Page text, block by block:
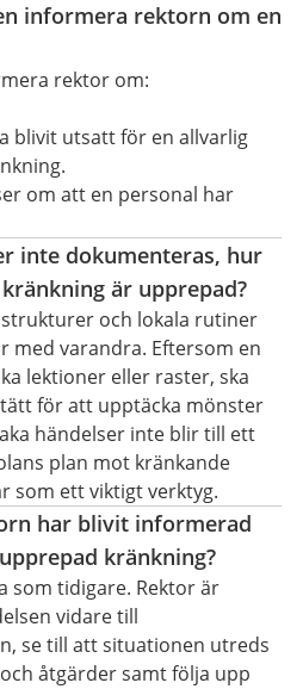
informera rektorn om en
rektor om:
blivit utsatt för en allvarlig
om att en personal har
inte dokumenteras, hur
är upprepad?
och lokala rutiner
med varandra. Eftersom en
lektioner eller raster, ska
för att upptäcka mönster
händelser inte blir till ett
plan mot kränkande
som ett viktigt verktyg.
har blivit informerad
kränkning?
som tidigare. Rektor är
vidare till
se till att situationen utreds
åtgärder samt följa upp